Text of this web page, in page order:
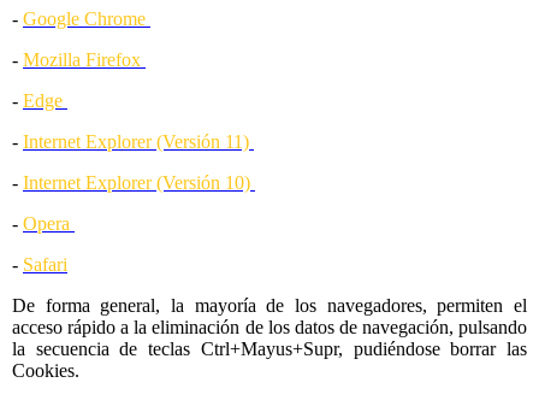
- Google Chrome
- Mozilla Firefox
- Edge
- Internet Explorer (Versión 11)
- Internet Explorer (Versión 10)
- Opera
- Safari
De forma general, la mayoría de los navegadores, permiten el
acceso rápido a la eliminación de los datos de navegación, pulsando
la secuencia de teclas Ctrl+Mayus+Supr, pudiéndose borrar las
Cookies.